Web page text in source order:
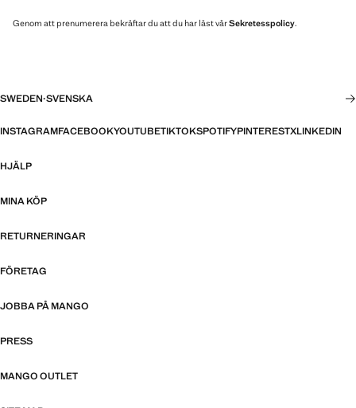
Genom att prenumerera bekräftar du att du har läst vårSekretesspolicy.
SWEDEN·SVENSKA
INSTAGRAMFACEBOOKYOUTUBETIKTOKSPOTIFYPINTERESTXLINKEDIN
HJÄLP
MINA KÖP
RETURNERINGAR
FÖRETAG
JOBBA PÅ MANGO
PRESS
MANGO OUTLET